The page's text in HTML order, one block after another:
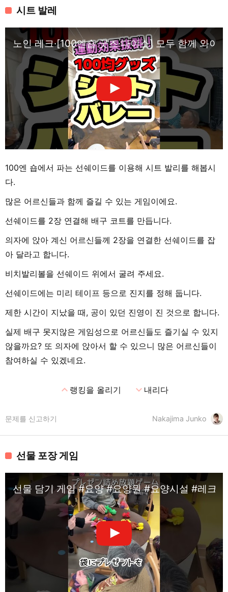
시트 발레
노인 레크·[100엔숍 굿즈·다이소] 모두 함께 와
100엔 숍에서 파는 선쉐이드를 이용해 시트 발리를 해봅시
다.
많은 어르신들과 함께 즐길 수 있는 게임이에요.
선쉐이드를 2장 연결해 배구 코트를 만듭니다.
의자에 앉아 계신 어르신들께 2장을 연결한 선쉐이드를 잡
아 달라고 합니다.
비치발리볼을 선쉐이드 위에서 굴려 주세요.
선쉐이드에는 미리 테이프 등으로 진지를 정해 둡니다.
제한 시간이 지났을 때, 공이 있던 진영이 진 것으로 합니다.
실제 배구 못지않은 게임성으로 어르신들도 즐기실 수 있지
않을까요? 또 의자에 앉아서 할 수 있으니 많은 어르신들이
참여하실 수 있겠네요.
expand_less랭킹을 올리기 expand_more내리다
Nakajima Junko
문제를 신고하기
선물 포장 게임
선물 담기 게임 #요양 #요양원 #요양시설 #레크